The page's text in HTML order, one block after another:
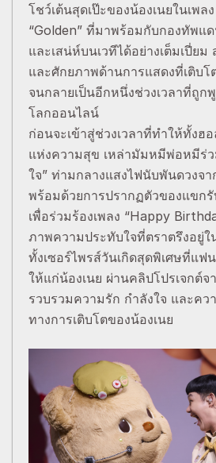
โชว์เต้นสุดเป๊ะของน้องเนยในเพล
“Golden” ที่มาพร้อมกับกองทัพแ
และเสน่ห์บนเวทีได้อย่างเต็มเปี่ย
และศักยภาพด้านการแสดงที่เติบโ
จนกลายเป็นอีกหนึ่งช่วงเวลาที่ถูก
โลกออนไลน์
ก่อนจะเข้าสู่ช่วงเวลาที่ทำให้ทั้งฮ
แห่งความสุข เหล่ามัมหมีพ่อหมีร่ว
ใจ” ท่ามกลางแสงไฟนับพันดวงจ
พร้อมด้วยการปรากฏตัวของแขก
เพื่อร่วมร้องเพลง “Happy
ภาพความประทับใจที่ตราตรึงอยู่
ทั้งเซอร์ไพรส์วันเกิดสุดพิเศษที่แฟ
ให้แก่น้องเนย ผ่านคลิปโปรเจกต์
รวบรวมความรัก กำลังใจ และคว
ทางการเติบโตของน้องเนย